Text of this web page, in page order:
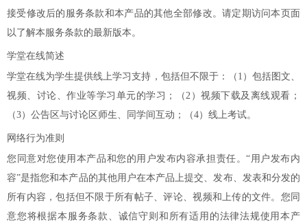
接受修改后的服务条款和本产品的其他全部修改。请定期访问本页面
以了解本服务条款的最新版本。
学堂在线简述
学堂在线为学生提供线上学习支持，包括但不限于：（1）包括图文、
视频、讨论、作业等学习单元的学习；（2）视频下载及离线观看；
（3）公告区与讨论区师生、同学间互动；（4）线上考试。
网络行为准则
您同意对您使用本产品和您的用户发布内容承担责任。“用户发布内
容”是指您和本产品的其他用户在本产品上提交、发布、发表和分发的
所有内容，包括但不限于所有帖子、评论、视频和上传的文件。您同
意您将根据本服务条款、诚信守则和所有适用的法律法规使用本产